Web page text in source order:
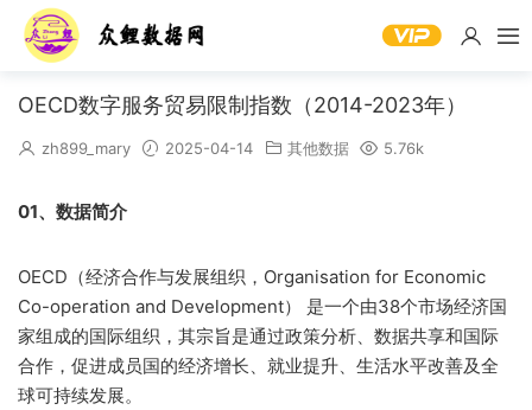
OECD数字服务贸易限制指数（2014-2023年）
zh899_mary 2025-04-14 其他数据 5.76k
01、数据简介
OECD（经济合作与发展组织，Organisation for Economic
Co-operation and Development） 是一个由38个市场经济国
家组成的国际组织，其宗旨是通过政策分析、数据共享和国际
合作，促进成员国的经济增长、就业提升、生活水平改善及全
球可持续发展。